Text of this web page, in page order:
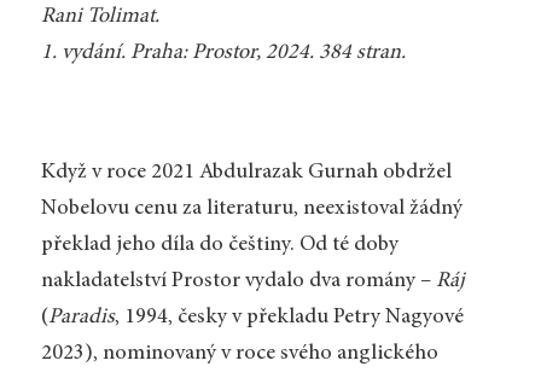
Rani Tolimat.
1. vydání. Praha: Prostor, 2024. 384 stran.
Když v roce 2021 Abdulrazak Gurnah obdržel
Nobelovu cenu za literaturu, neexistoval žádný
překlad jeho díla do češtiny. Od té doby
nakladatelství Prostor vydalo dva romány – Ráj
(Paradis, 1994, česky v překladu Petry Nagyové
2023), nominovaný v roce svého anglického